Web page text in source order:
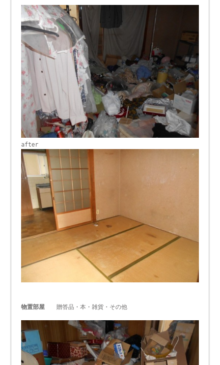
after
物置部屋 贈答品・本・雑貨・その他